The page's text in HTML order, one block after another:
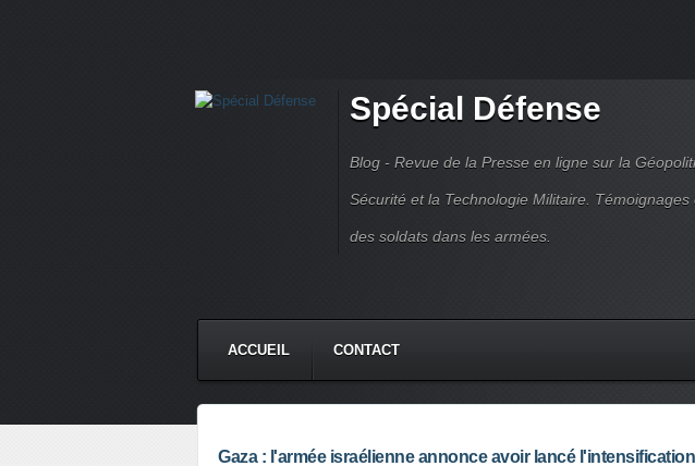
Spécial Défense
Blog - Revue de la Presse en ligne sur la
Sécurité et la Technologie Militaire.
des soldats dans les armées.
ACCUEIL CONTACT
Gaza : l'armée israélienne annonce avoir lancé